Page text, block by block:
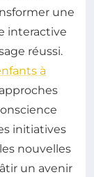
une
interactive
réussi.
à
initiatives
nouvelles
un avenir